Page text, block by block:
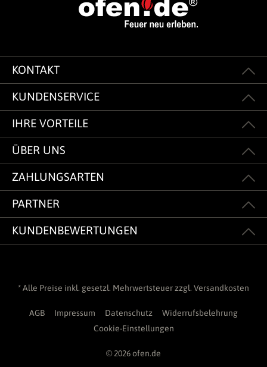
KONTAKT
KUNDENSERVICE
IHRE VORTEILE
ÜBER UNS
ZAHLUNGSARTEN
PARTNER
KUNDENBEWERTUNGEN
* Alle Preise inkl. gesetzl. Mehrwertsteuer zzgl. Versandkosten
AGB Impressum Datenschutz
Widerrufsbelehrung
Cookie-Einstellungen
© 2026 ofen.de